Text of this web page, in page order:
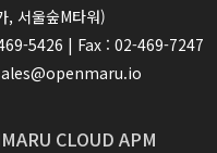
, 서울숲M타워)
5426 | Fax : 02-469-7247
CLOUD APM